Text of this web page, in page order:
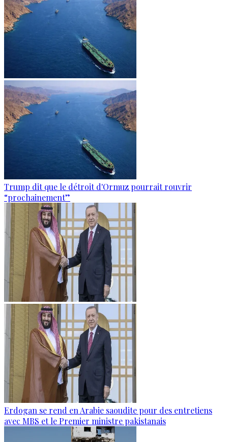
Trump dit que le détroit d'Ormuz pourrait rouvrir
“prochainement”
Erdogan se rend en Arabie saoudite pour des entretiens
avec MBS et le Premier ministre pakistanais